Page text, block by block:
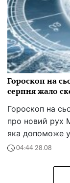
Гороскоп на
серпня жало
Гороскоп на
про новий рух
яка допоможе
04:44 28.08